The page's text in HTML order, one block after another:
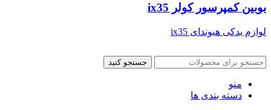
بوبین کمپرسور کولر ix35
لوازم یدکی هیوندای ix35
جستجو کنید
منو
دسته بندی ها